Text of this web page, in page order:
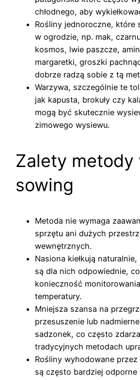
chłodnego, aby
Rośliny jednoroczne, które
w ogrodzie, np. mak,
kosmos, lwie paszcze,
margaretki, groszki
dobrze radzą sobie z tą
Warzywa, szczególnie te
jak kapusta, brokuły czy
mogą być skutecznie
zimowego wysiewu.
Zalety metody
sowing
Metoda nie wymaga
sprzętu ani dużych
wewnętrznych.
Nasiona kiełkują
są dla nich odpowiednie,
konieczność
temperatury.
Mniejsza szansa na
przesuszenie lub
sadzonek, co często
tradycyjnych metodach
Rośliny wyhodowane
są często bardziej odporne